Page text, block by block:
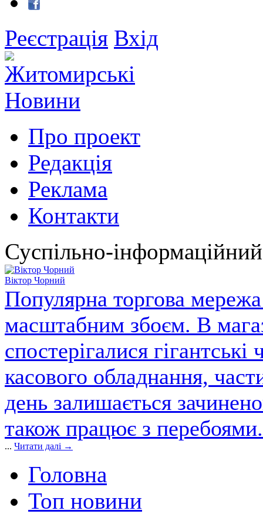
Реєстрація Вхід
Про проект
Редакція
Реклама
Контакти
Суспільно-
Віктор Чорний
Популярна торгова
масштабним збоєм. В
спостерігалися
касового обладнання,
день залишається
також працює з
... Читати далі →
Головна
Топ новини